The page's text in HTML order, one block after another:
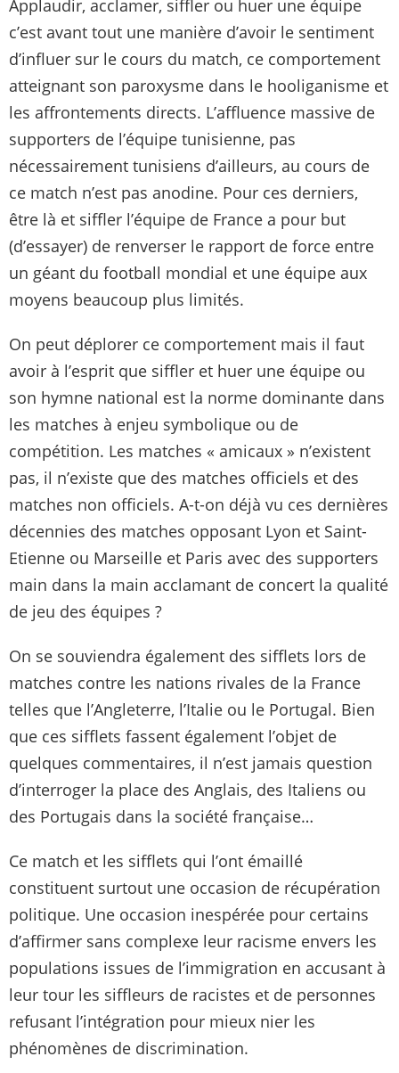
Applaudir, acclamer, siffler ou huer une équipe
c’est avant tout une manière d’avoir le sentiment
d’influer sur le cours du match, ce comportement
atteignant son paroxysme dans le hooliganisme et
les affrontements directs. L’affluence massive de
supporters de l’équipe tunisienne, pas
nécessairement tunisiens d’ailleurs, au cours de
ce match n’est pas anodine. Pour ces derniers,
être là et siffler l’équipe de France a pour but
(d’essayer) de renverser le rapport de force entre
un géant du football mondial et une équipe aux
moyens beaucoup plus limités.
On peut déplorer ce comportement mais il faut
avoir à l’esprit que siffler et huer une équipe ou
son hymne national est la norme dominante dans
les matches à enjeu symbolique ou de
compétition. Les matches « amicaux » n’existent
pas, il n’existe que des matches officiels et des
matches non officiels. A-t-on déjà vu ces dernières
décennies des matches opposant Lyon et Saint-
Etienne ou Marseille et Paris avec des supporters
main dans la main acclamant de concert la qualité
de jeu des équipes ?
On se souviendra également des sifflets lors de
matches contre les nations rivales de la France
telles que l’Angleterre, l’Italie ou le Portugal. Bien
que ces sifflets fassent également l’objet de
quelques commentaires, il n’est jamais question
d’interroger la place des Anglais, des Italiens ou
des Portugais dans la société française…
Ce match et les sifflets qui l’ont émaillé
constituent surtout une occasion de récupération
politique. Une occasion inespérée pour certains
d’affirmer sans complexe leur racisme envers les
populations issues de l’immigration en accusant à
leur tour les siffleurs de racistes et de personnes
refusant l’intégration pour mieux nier les
phénomènes de discrimination.